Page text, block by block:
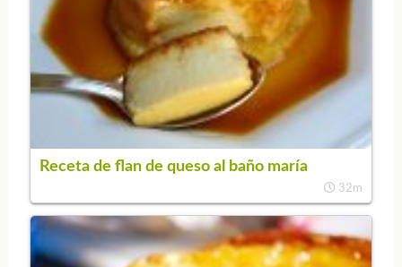
Receta de flan de queso al baño maría
32m